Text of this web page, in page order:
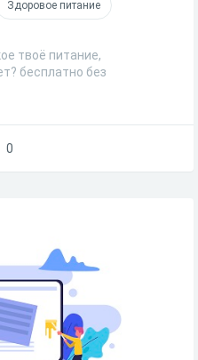
Здоровое питание
твоё питание,
бесплатно без
0